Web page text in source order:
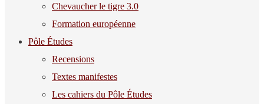
Chevaucher le tigre 3.0
Formation européenne
Pôle Études
Recensions
Textes manifestes
Les cahiers du Pôle Études